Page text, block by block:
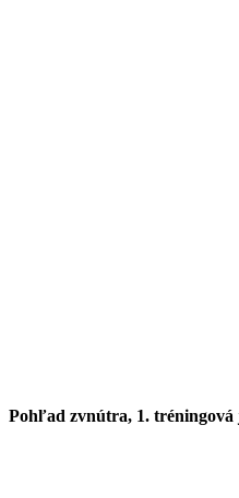
Pohľad zvnútra, 1. tréningová